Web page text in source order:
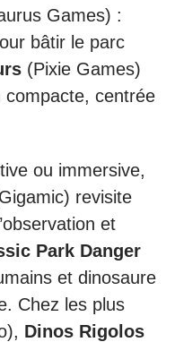
Games) :
bâtir le parc
(Pixie Games)
centrée
ou immersive,
revisite
et
Park Danger
et dinosaure
Chez les plus
Dinos Rigolos